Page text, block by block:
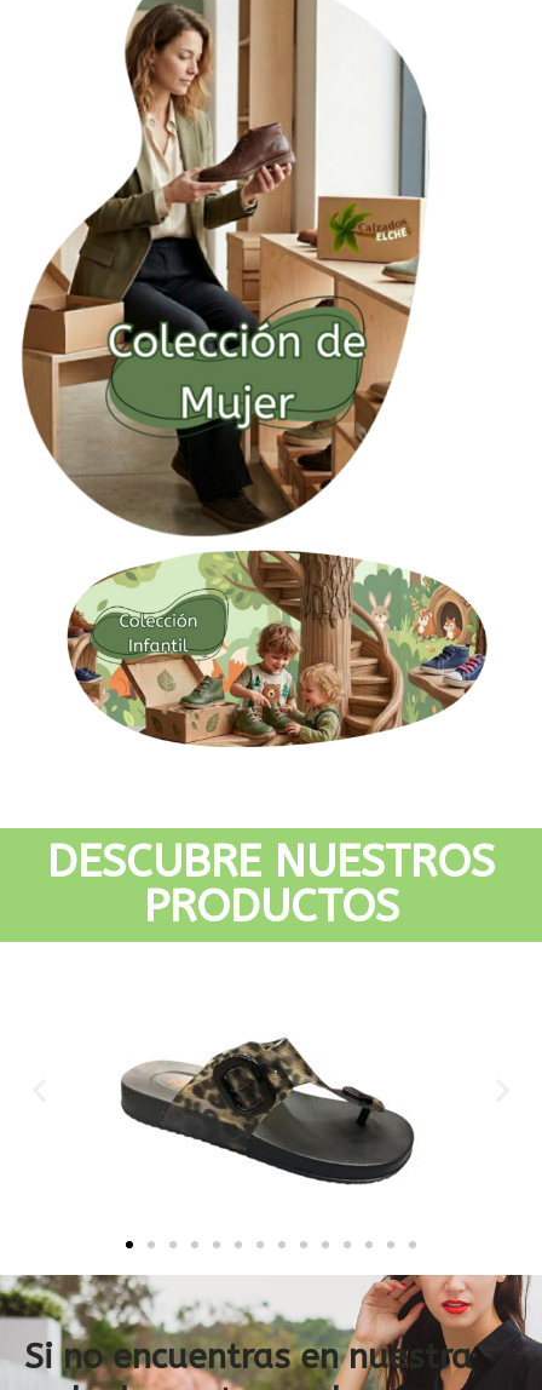
DESCUBRE NUESTROS
PRODUCTOS
Si no encuentras en nuestra